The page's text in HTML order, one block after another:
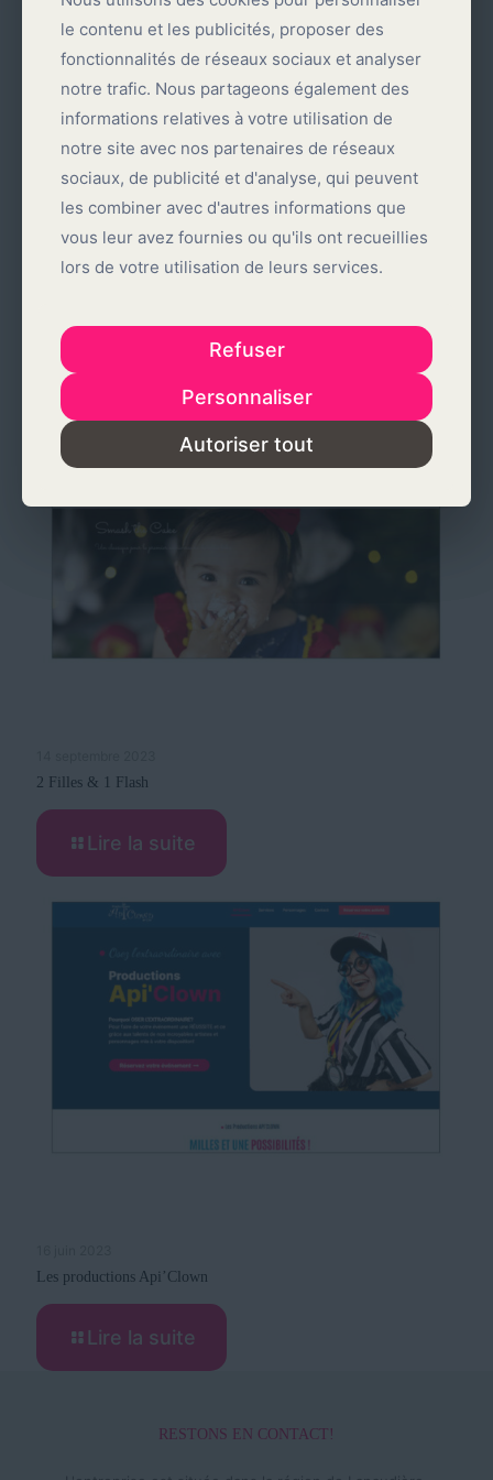
27 janvier 2025
2 Filles & 1 Flash
Lire la suite
Les productions Api’Clown
Lire la suite
RESTONS EN CONTACT!
le contenu et les publicités, proposer des
fonctionnalités de réseaux sociaux et analyser
notre trafic. Nous partageons également des
informations relatives à votre utilisation de
notre site avec nos partenaires de réseaux
sociaux, de publicité et d'analyse, qui peuvent
les combiner avec d'autres informations que
vous leur avez fournies ou qu'ils ont recueillies
lors de votre utilisation de leurs services.
Refuser
Personnaliser
Autoriser tout
le contenu et les publicités, proposer des
fonctionnalités de réseaux sociaux et analyser
notre trafic. Nous partageons également des
informations relatives à votre utilisation de
notre site avec nos partenaires de réseaux
sociaux, de publicité et d'analyse, qui peuvent
les combiner avec d'autres informations que
vous leur avez fournies ou qu'ils ont recueillies
lors de votre utilisation de leurs services.
Refuser
Personnaliser
Autoriser tout